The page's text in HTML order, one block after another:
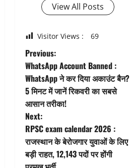
View All Posts
Visitor Views : 69
P
o
s
t
n
a
Previous:
WhatsApp Account Banned :
WhatsApp ने कर दिया अकाउंट बैन?
5 मिनट में जानें रिकवरी का सबसे
आसान तरीका!
Next:
RPSC exam calendar 2026 :
राजस्थान के बेरोजगार युवाओं के लिए
बड़ी राहत, 12,143 पदों पर होंगी